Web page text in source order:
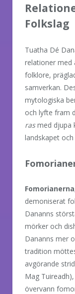
Folkslag
Tuatha Dé
relationer med
folklore,
samverkan.
mytologiska
och lyfte fram
rasmed djupa
landskapet
Fomorianerna
demoniserat
Dananns
mörker och
Dananns mer
tradition
avgörande
Mag
övervann